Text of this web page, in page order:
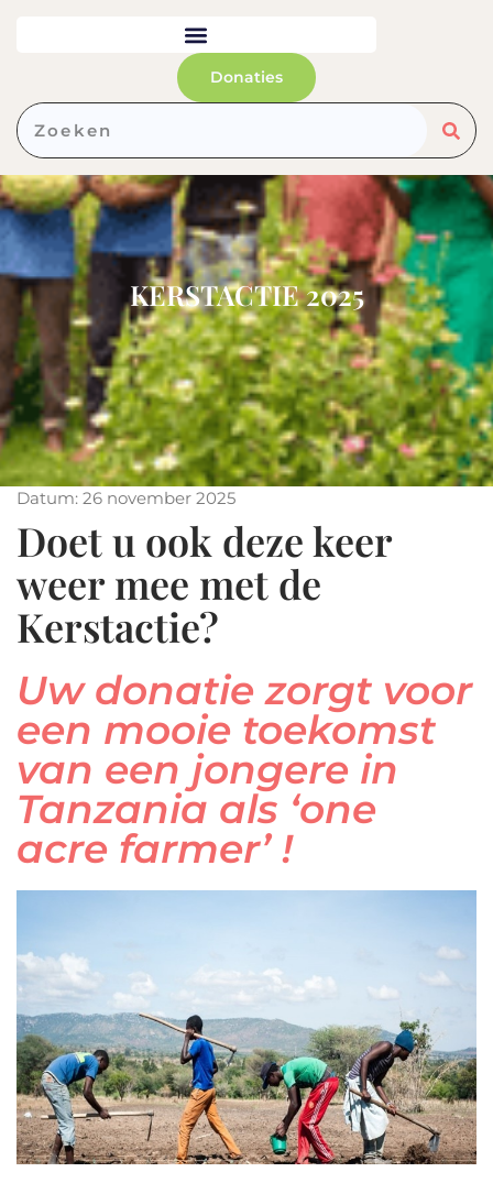
Donaties
KERSTACTIE 2025
Datum: 26 november 2025
Doet u ook deze keer
weer mee met de
Kerstactie?
Uw donatie zorgt voor
een mooie toekomst
van een jongere in
Tanzania als ‘one
acre farmer’ !